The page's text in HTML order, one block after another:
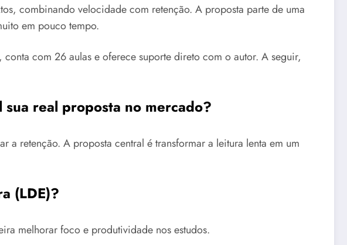
combinando velocidade com retenção. A proposta parte de uma
em pouco tempo.
com 26 aulas e oferece suporte direto com o autor. A seguir,
real proposta no mercado?
a retenção. A proposta central é transformar a leitura lenta em um
(LDE)?
melhorar foco e produtividade nos estudos.